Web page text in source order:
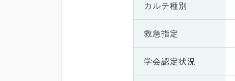
カルテ種別
救急指定
学会認定状況